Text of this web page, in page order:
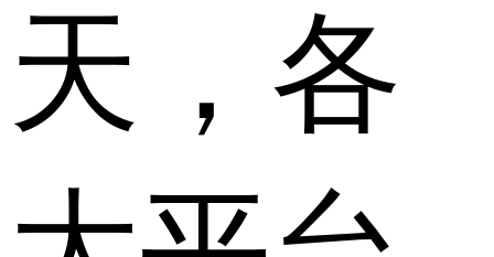
天，各